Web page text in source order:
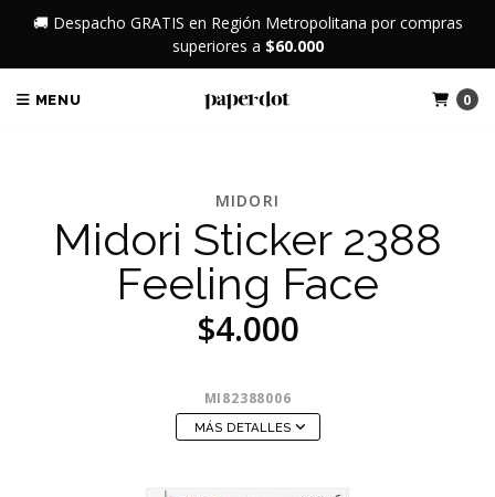
🚚 Despacho GRATIS en Región Metropolitana por compras
superiores a $60.000
MENU 0
MIDORI
Midori Sticker 2388
Feeling Face
$4.000
MI82388006
MÁS DETALLES